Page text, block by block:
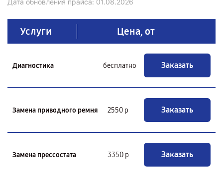
Дата обновления прайса: 01.08.2026
Услуги Цена, от
Диагностика бесплатно Заказать
Замена приводного ремня 2550 р Заказать
Замена прессостата 3350 р Заказать